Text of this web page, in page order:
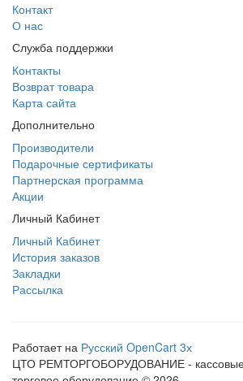
Контакт
О нас
Служба поддержки
Контакты
Возврат товара
Карта сайта
Дополнительно
Производители
Подарочные сертификаты
Партнерская программа
Акции
Личный Кабинет
Личный Кабинет
История заказов
Закладки
Рассылка
Работает на Русский OpenCart 3х
ЦТО РЕМТОРГОБОРУДОВАНИЕ - кассовые